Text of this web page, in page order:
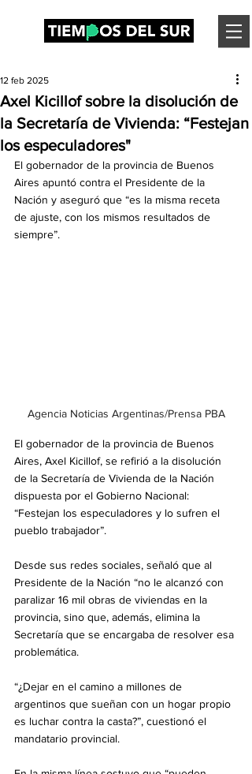
Axel Kicillof sobre la disolución de
la Secretaría de Vivienda: “Festejan
los especuladores"
12 feb 2025
El gobernador de la provincia de Buenos
Aires apuntó contra el Presidente de la
Nación y aseguró que “es la misma receta
de ajuste, con los mismos resultados de
siempre”.
Agencia Noticias Argentinas/Prensa PBA
El gobernador de la provincia de Buenos
Aires, Axel Kicillof, se refirió a la disolución
de la Secretaría de Vivienda de la Nación
dispuesta por el Gobierno Nacional:
“Festejan los especuladores y lo sufren el
pueblo trabajador”.
Desde sus redes sociales, señaló que al
Presidente de la Nación “no le alcanzó con
paralizar 16 mil obras de viviendas en la
provincia, sino que, además, elimina la
Secretaría que se encargaba de resolver esa
problemática.
“¿Dejar en el camino a millones de
argentinos que sueñan con un hogar propio
es luchar contra la casta?”, cuestionó el
mandatario provincial.